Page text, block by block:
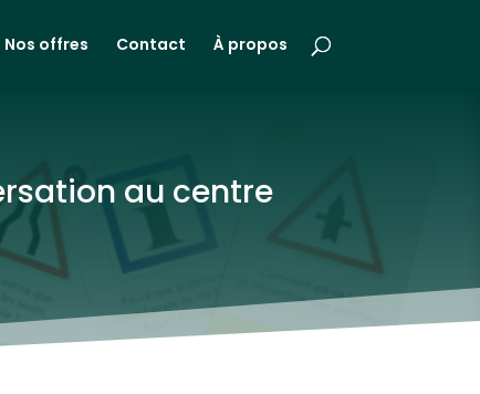
Nos offres Contact À propos
au centre